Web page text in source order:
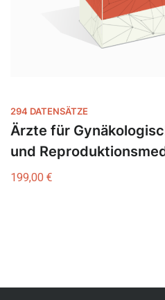
294 DATENSÄTZE
Ärzte für
und
199,00€